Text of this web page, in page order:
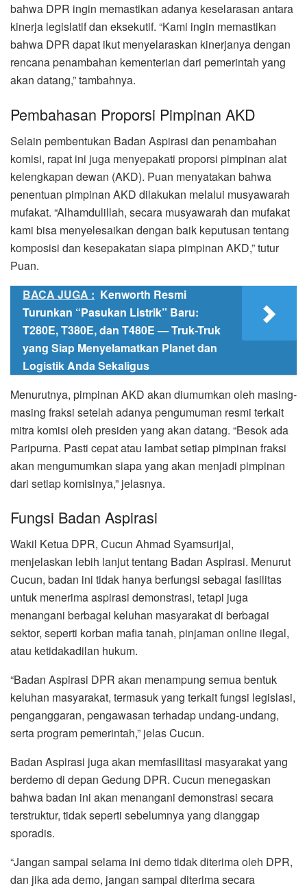
bahwa DPR ingin memastikan adanya keselarasan antara
kinerja legislatif dan eksekutif. “Kami ingin memastikan
bahwa DPR dapat ikut menyelaraskan kinerjanya dengan
rencana penambahan kementerian dari pemerintah yang
akan datang,” tambahnya.
Pembahasan Proporsi Pimpinan AKD
Selain pembentukan Badan Aspirasi dan penambahan
komisi, rapat ini juga menyepakati proporsi pimpinan alat
kelengkapan dewan (AKD). Puan menyatakan bahwa
penentuan pimpinan AKD dilakukan melalui musyawarah
mufakat. “Alhamdulillah, secara musyawarah dan mufakat
kami bisa menyelesaikan dengan baik keputusan tentang
komposisi dan kesepakatan siapa pimpinan AKD,” tutur
Puan.
BACA JUGA : Kenworth Resmi
Turunkan “Pasukan Listrik” Baru:
T280E, T380E, dan T480E — Truk-Truk
yang Siap Menyelamatkan Planet dan
Logistik Anda Sekaligus
Menurutnya, pimpinan AKD akan diumumkan oleh masing-
masing fraksi setelah adanya pengumuman resmi terkait
mitra komisi oleh presiden yang akan datang. “Besok ada
Paripurna. Pasti cepat atau lambat setiap pimpinan fraksi
akan mengumumkan siapa yang akan menjadi pimpinan
dari setiap komisinya,” jelasnya.
Fungsi Badan Aspirasi
Wakil Ketua DPR, Cucun Ahmad Syamsurijal,
menjelaskan lebih lanjut tentang Badan Aspirasi. Menurut
Cucun, badan ini tidak hanya berfungsi sebagai fasilitas
untuk menerima aspirasi demonstrasi, tetapi juga
menangani berbagai keluhan masyarakat di berbagai
sektor, seperti korban mafia tanah, pinjaman online ilegal,
atau ketidakadilan hukum.
“Badan Aspirasi DPR akan menampung semua bentuk
keluhan masyarakat, termasuk yang terkait fungsi legislasi,
penganggaran, pengawasan terhadap undang-undang,
serta program pemerintah,” jelas Cucun.
Badan Aspirasi juga akan memfasilitasi masyarakat yang
berdemo di depan Gedung DPR. Cucun menegaskan
bahwa badan ini akan menangani demonstrasi secara
terstruktur, tidak seperti sebelumnya yang dianggap
sporadis.
“Jangan sampai selama ini demo tidak diterima oleh DPR,
dan jika ada demo, jangan sampai diterima secara